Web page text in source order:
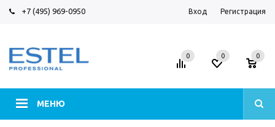
+7 (495) 969-0950 Вход Регистрация
МЕНЮ
0 0 0